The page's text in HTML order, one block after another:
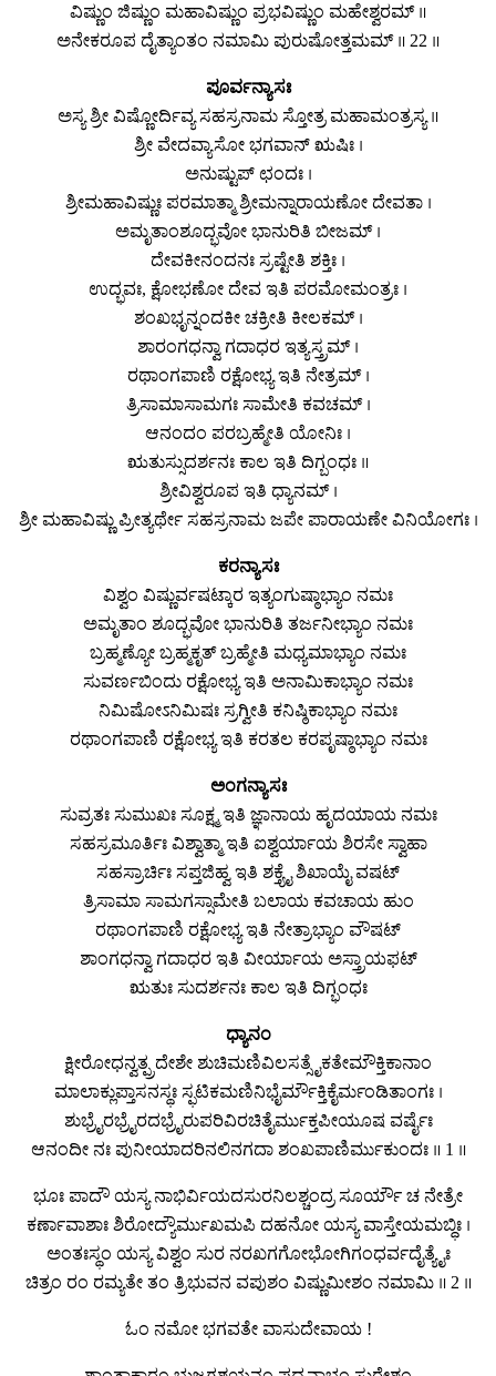
ವಿಷ್ಣುಂ ಜಿಷ್ಣುಂ ಮಹಾವಿಷ್ಣುಂ ಪ್ರಭವಿಷ್ಣುಂ ಮಹೇಶ್ವರಮ್ ॥
ಅನೇಕರೂಪ ದೈತ್ಯಾಂತಂ ನಮಾಮಿ ಪುರುಷೋತ್ತಮಮ್ ॥ 22 ॥
ಪೂರ್ವನ್ಯಾಸಃ
ಅಸ್ಯ ಶ್ರೀ ವಿಷ್ಣೋರ್ದಿವ್ಯ ಸಹಸ್ರನಾಮ ಸ್ತೋತ್ರ ಮಹಾಮಂತ್ರಸ್ಯ ॥
ಶ್ರೀ ವೇದವ್ಯಾಸೋ ಭಗವಾನ್ ಋಷಿಃ ।
ಅನುಷ್ಟುಪ್ ಛಂದಃ ।
ಶ್ರೀಮಹಾವಿಷ್ಣುಃ ಪರಮಾತ್ಮಾ ಶ್ರೀಮನ್ನಾರಾಯಣೋ ದೇವತಾ ।
ಅಮೃತಾಂಶೂದ್ಭವೋ ಭಾನುರಿತಿ ಬೀಜಮ್ ।
ದೇವಕೀನಂದನಃ ಸ್ರಷ್ಟೇತಿ ಶಕ್ತಿಃ ।
ಉದ್ಭವಃ, ಕ್ಷೋಭಣೋ ದೇವ ಇತಿ ಪರಮೋಮಂತ್ರಃ ।
ಶಂಖಭೃನ್ನಂದಕೀ ಚಕ್ರೀತಿ ಕೀಲಕಮ್ ।
ಶಾರಂಗಧನ್ವಾ ಗದಾಧರ ಇತ್ಯಸ್ತ್ರಮ್ ।
ರಥಾಂಗಪಾಣಿ ರಕ್ಷೋಭ್ಯ ಇತಿ ನೇತ್ರಮ್ ।
ತ್ರಿಸಾಮಾಸಾಮಗಃ ಸಾಮೇತಿ ಕವಚಮ್ ।
ಆನಂದಂ ಪರಬ್ರಹ್ಮೇತಿ ಯೋನಿಃ ।
ಋತುಸ್ಸುದರ್ಶನಃ ಕಾಲ ಇತಿ ದಿಗ್ಬಂಧಃ ॥
ಶ್ರೀವಿಶ್ವರೂಪ ಇತಿ ಧ್ಯಾನಮ್ ।
ಶ್ರೀ ಮಹಾವಿಷ್ಣು ಪ್ರೀತ್ಯರ್ಥೇ ಸಹಸ್ರನಾಮ ಜಪೇ ಪಾರಾಯಣೇ ವಿನಿಯೋಗಃ ।
ಕರನ್ಯಾಸಃ
ವಿಶ್ವಂ ವಿಷ್ಣುರ್ವಷಟ್ಕಾರ ಇತ್ಯಂಗುಷ್ಠಾಭ್ಯಾಂ ನಮಃ
ಅಮೃತಾಂ ಶೂದ್ಭವೋ ಭಾನುರಿತಿ ತರ್ಜನೀಭ್ಯಾಂ ನಮಃ
ಬ್ರಹ್ಮಣ್ಯೋ ಬ್ರಹ್ಮಕೃತ್ ಬ್ರಹ್ಮೇತಿ ಮಧ್ಯಮಾಭ್ಯಾಂ ನಮಃ
ಸುವರ್ಣಬಿಂದು ರಕ್ಷೋಭ್ಯ ಇತಿ ಅನಾಮಿಕಾಭ್ಯಾಂ ನಮಃ
ನಿಮಿಷೋಽನಿಮಿಷಃ ಸ್ರಗ್ವೀತಿ ಕನಿಷ್ಠಿಕಾಭ್ಯಾಂ ನಮಃ
ರಥಾಂಗಪಾಣಿ ರಕ್ಷೋಭ್ಯ ಇತಿ ಕರತಲ ಕರಪೃಷ್ಠಾಭ್ಯಾಂ ನಮಃ
ಅಂಗನ್ಯಾಸಃ
ಸುವ್ರತಃ ಸುಮುಖಃ ಸೂಕ್ಷ್ಮ ಇತಿ ಜ್ಞಾನಾಯ ಹೃದಯಾಯ ನಮಃ
ಸಹಸ್ರಮೂರ್ತಿಃ ವಿಶ್ವಾತ್ಮಾ ಇತಿ ಐಶ್ವರ್ಯಾಯ ಶಿರಸೇ ಸ್ವಾಹಾ
ಸಹಸ್ರಾರ್ಚಿಃ ಸಪ್ತಜಿಹ್ವ ಇತಿ ಶಕ್ತ್ಯೈ ಶಿಖಾಯೈ ವಷಟ್
ತ್ರಿಸಾಮಾ ಸಾಮಗಸ್ಸಾಮೇತಿ ಬಲಾಯ ಕವಚಾಯ ಹುಂ
ರಥಾಂಗಪಾಣಿ ರಕ್ಷೋಭ್ಯ ಇತಿ ನೇತ್ರಾಭ್ಯಾಂ ವೌಷಟ್
ಶಾಂಗಧನ್ವಾ ಗದಾಧರ ಇತಿ ವೀರ್ಯಾಯ ಅಸ್ತ್ರಾಯಫಟ್
ಋತುಃ ಸುದರ್ಶನಃ ಕಾಲ ಇತಿ ದಿಗ್ಭಂಧಃ
ಧ್ಯಾನಂ
ಕ್ಷೀರೋಧನ್ವತ್ಪ್ರದೇಶೇ ಶುಚಿಮಣಿವಿಲಸತ್ಸೈಕತೇಮೌಕ್ತಿಕಾನಾಂ
ಮಾಲಾಕ್ಲುಪ್ತಾಸನಸ್ಥಃ ಸ್ಫಟಿಕಮಣಿನಿಭೈರ್ಮೌಕ್ತಿಕೈರ್ಮಂಡಿತಾಂಗಃ ।
ಶುಭ್ರೈರಭ್ರೈರದಭ್ರೈರುಪರಿವಿರಚಿತೈರ್ಮುಕ್ತಪೀಯೂಷ ವರ್ಷೈಃ
ಆನಂದೀ ನಃ ಪುನೀಯಾದರಿನಲಿನಗದಾ ಶಂಖಪಾಣಿರ್ಮುಕುಂದಃ ॥ 1 ॥
ಭೂಃ ಪಾದೌ ಯಸ್ಯ ನಾಭಿರ್ವಿಯದಸುರನಿಲಶ್ಚಂದ್ರ ಸೂರ್ಯೌ ಚ ನೇತ್ರೇ
ಕರ್ಣಾವಾಶಾಃ ಶಿರೋದ್ಯೌರ್ಮುಖಮಪಿ ದಹನೋ ಯಸ್ಯ ವಾಸ್ತೇಯಮಬ್ಧಿಃ ।
ಅಂತಃಸ್ಥಂ ಯಸ್ಯ ವಿಶ್ವಂ ಸುರ ನರಖಗಗೋಭೋಗಿಗಂಧರ್ವದೈತ್ಯೈಃ
ಚಿತ್ರಂ ರಂ ರಮ್ಯತೇ ತಂ ತ್ರಿಭುವನ ವಪುಶಂ ವಿಷ್ಣುಮೀಶಂ ನಮಾಮಿ ॥ 2 ॥
ಓಂ ನಮೋ ಭಗವತೇ ವಾಸುದೇವಾಯ !